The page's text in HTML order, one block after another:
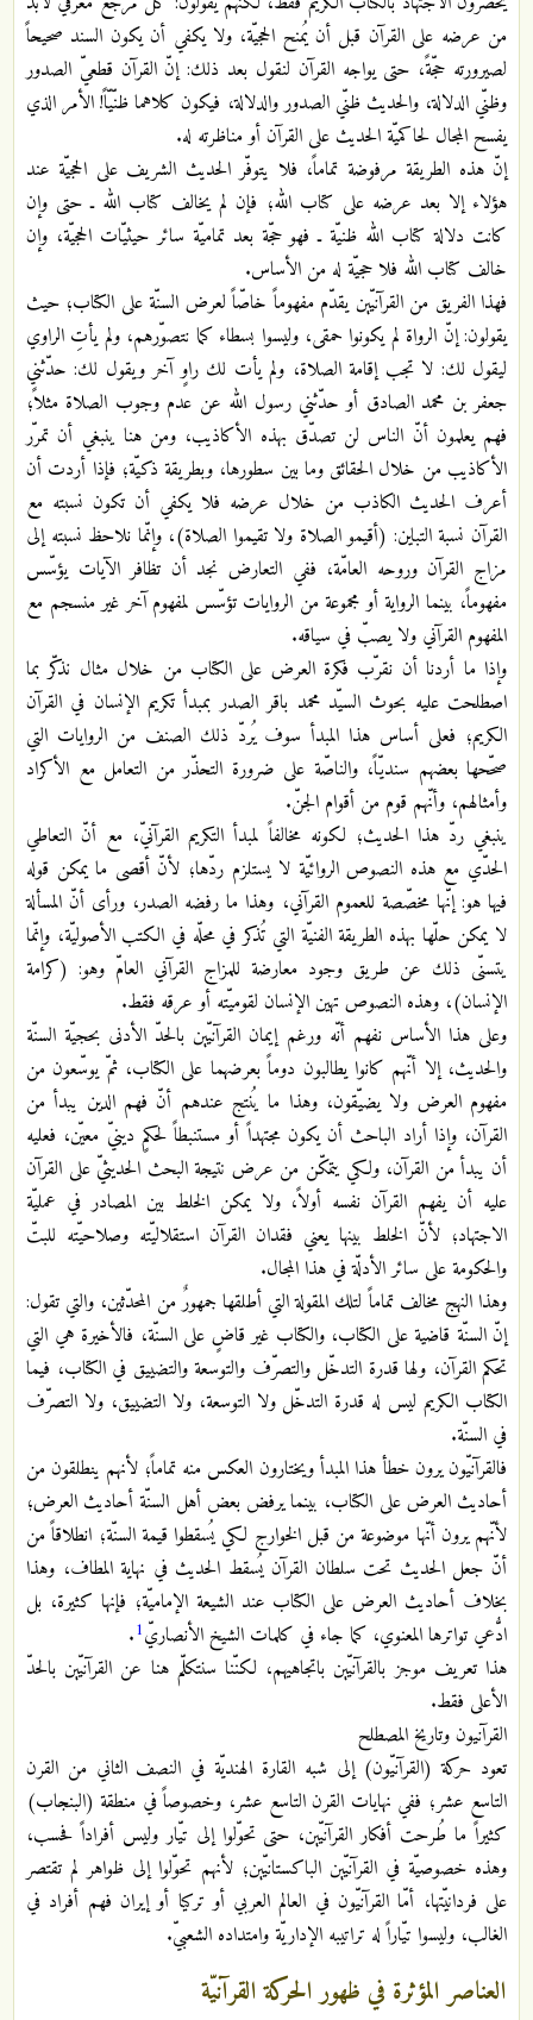
من عرضه على القرآن قبل أن يُمنح الحجيّة، ولا يكفي أن يكون السند صحيحاً
لصيرورته حجّةً، حتى يواجه القرآن لنقول بعد ذلك: إنّ القرآن قطعيّ الصدور
وظنّي الدلالة، والحديث ظنّي الصدور والدلالة، فيكون كلاهما ظنّيّاً! الأمر الذي
يفسح المجال لحاكميّة الحديث على القرآن أو مناظرته له.
إنّ هذه الطريقة مرفوضة تماماً، فلا يتوفّر الحديث الشريف على الحجيّة عند
هؤلاء إلا بعد عرضه على كتاب الله؛ فإن لم يخالف كتاب الله ـ حتى وإن
كانت دلالة كتاب الله ظنيّة ـ فهو حجّة بعد تماميّة سائر حيثيّات الحجيّة، وإن
خالف كتاب الله فلا حجيّة له من الأساس.
فهذا الفريق من القرآنيّين يقدّم مفهوماً خاصّاً لعرض السنّة على الكتاب؛ حيث
يقولون: إنّ الرواة لم يكونوا حمقى، وليسوا بسطاء كما نتصوّرهم، ولم يأتِ الراوي
ليقول لك: لا تجب إقامة الصلاة، ولم يأت لك راوٍ آخر ويقول لك: حدّثني
جعفر بن محمد الصادق أو حدّثني رسول الله عن عدم وجوب الصلاة مثلاً؛
فهم يعلمون أنّ الناس لن تصدّق بهذه الأكاذيب، ومن هنا ينبغي أن تمرّر
الأكاذيب من خلال الحقائق وما بين سطورها، وبطريقة ذكيّة؛ فإذا أردت أن
أعرف الحديث الكاذب من خلال عرضه فلا يكفي أن تكون نسبته مع
القرآن نسبة التباين: (أقيمو الصلاة ولا تقيموا الصلاة)، وإنّما نلاحظ نسبته إلى
مزاج القرآن وروحه العامّة، ففي التعارض نجد أن تظافر الآيات يؤسّس
مفهوماً، بينما الرواية أو مجموعة من الروايات تؤسّس لمفهوم آخر غير منسجم مع
المفهوم القرآني ولا يصبّ في سياقه.
وإذا ما أردنا أن نقرّب فكرة العرض على الكتاب من خلال مثال نذكّر بما
اصطلحت عليه بحوث السيّد محمد باقر الصدر بمبدأ تكريم الإنسان في القرآن
الكريم؛ فعلى أساس هذا المبدأ سوف يُردّ ذلك الصنف من الروايات التي
صحّحها بعضهم سنديّاً، والناصّة على ضرورة التحذّر من التعامل مع الأكراد
وأمثالهم، وأنّهم قوم من أقوام الجنّ.
ينبغي ردّ هذا الحديث؛ لكونه مخالفاً لمبدأ التكريم القرآنيّ، مع أنّ التعاطي
الحدّي مع هذه النصوص الروائيّة لا يستلزم ردّها؛ لأنّ أقصى ما يمكن قوله
فيها هو: إنّها مخصّصة للعموم القرآني، وهذا ما رفضه الصدر، ورأى أنّ المسألة
لا يمكن حلّها بهذه الطريقة الفنيّة التي تُذكر في محلّه في الكتب الأصوليّة، وإنّما
يتسنّى ذلك عن طريق وجود معارضة للمزاج القرآني العامّ وهو: (كرامة
الإنسان)، وهذه النصوص تهين الإنسان لقوميّته أو عرقه فقط.
وعلى هذا الأساس نفهم أنّه ورغم إيمان القرآنيّين بالحدّ الأدنى بحجيّة السنّة
والحديث، إلا أنّهم كانوا يطالبون دوماً بعرضهما على الكتاب، ثمّ يوسّعون من
مفهوم العرض ولا يضيّقون، وهذا ما يُنتج عندهم أنّ فهم الدين يبدأ من
القرآن، وإذا أراد الباحث أن يكون مجتهداً أو مستنبطاً لحكمٍ دينيّ معيّن، فعليه
أن يبدأ من القرآن، ولكي يتمكّن من عرض نتيجة البحث الحديثيّ على القرآن
عليه أن يفهم القرآن نفسه أولاً، ولا يمكن الخلط بين المصادر في عمليّة
الاجتهاد؛ لأنّ الخلط بينها يعني فقدان القرآن استقلاليّته وصلاحيّته للبتّ
والحكومة على سائر الأدلّة في هذا المجال.
وهذا النهج مخالف تماماً لتلك المقولة التي أطلقها جمهورٌ من المحدّثين، والتي تقول:
إنّ السنّة قاضية على الكتاب، والكتاب غير قاضٍ على السنّة، فالأخيرة هي التي
تحكم القرآن، ولها قدرة التدخّل والتصرّف والتوسعة والتضييق في الكتاب، فيما
الكتاب الكريم ليس له قدرة التدخّل ولا التوسعة، ولا التضييق، ولا التصرّف
في السنّة.
فالقرآنيّون يرون خطأ هذا المبدأ ويختارون العكس منه تماماً؛ لأنهم ينطلقون من
أحاديث العرض على الكتاب، بينما يرفض بعض أهل السنّة أحاديث العرض؛
لأنّهم يرون أنّها موضوعة من قبل الخوارج لكي يُسقطوا قيمة السنّة؛ انطلاقاً من
أنّ جعل الحديث تحت سلطان القرآن يُسقط الحديث في نهاية المطاف، وهذا
بخلاف أحاديث العرض على الكتاب عند الشيعة الإماميّة؛ فإنها كثيرة، بل
ادُّعي تواترها المعنوي، كما جاء في كلمات الشيخ الأنصاريّ1
.
هذا تعريف موجز بالقرآنيّين باتجاهيهم، لكنّنا سنتكلّم هنا عن القرآنيّين بالحدّ
الأعلى فقط.
القرآنيون وتاريخ المصطلح
تعود حركة (القرآنيّون) إلى شبه القارة الهنديّة في النصف الثاني من القرن
التاسع عشر؛ ففي نهايات القرن التاسع عشر، وخصوصاً في منطقة (البنجاب)
كثيراً ما طُرحت أفكار القرآنيّين، حتى تحوّلوا إلى تيّار وليس أفراداً فحسب،
وهذه خصوصيّة في القرآنيّين الباكستانيّين؛ لأنهم تحوّلوا إلى ظواهر لم تقتصر
على فردانيّتها، أمّا القرآنيّون في العالم العربي أو تركيا أو إيران فهم أفراد في
الغالب، وليسوا تيّاراً له تراتيبه الإداريّة وامتداده الشعبيّ.
العناصر المؤثرة في ظهور الحركة القرآنيّة